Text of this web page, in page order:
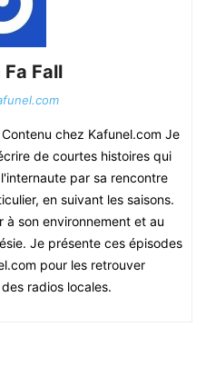
Fa Fall
chez Kafunel.com Je
de courtes histoires qui
par sa rencontre
en suivant les saisons.
à son environnement et au
Je présente ces épisodes
pour les retrouver
radios locales.